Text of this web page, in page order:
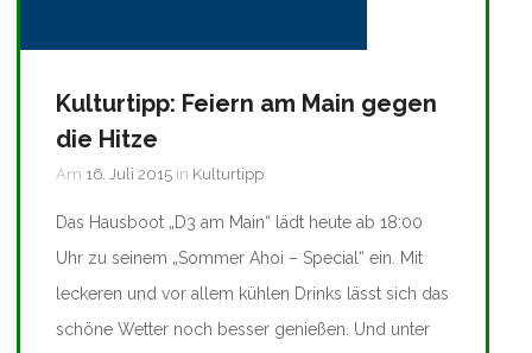
Kulturtipp: Feiern am Main gegen
die Hitze
Am 16. Juli 2015 in Kulturtipp
Das Hausboot „D3 am Main“ lädt heute ab 18:00
Uhr zu seinem „Sommer Ahoi – Special“ ein. Mit
leckeren und vor allem kühlen Drinks lässt sich das
schöne Wetter noch besser genießen. Und unter